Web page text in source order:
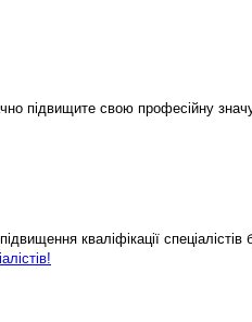
підвищите свою професійну
кваліфікації спеціалістів